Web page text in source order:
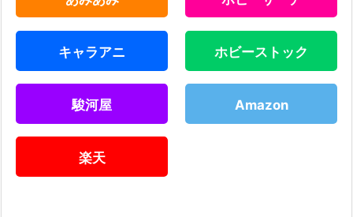
キャラアニ ホビーストック
駿河屋 Amazon
楽天